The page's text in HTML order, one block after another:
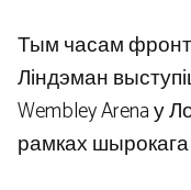
Тым часам
Ліндэман
Wembley Arena у
рамках